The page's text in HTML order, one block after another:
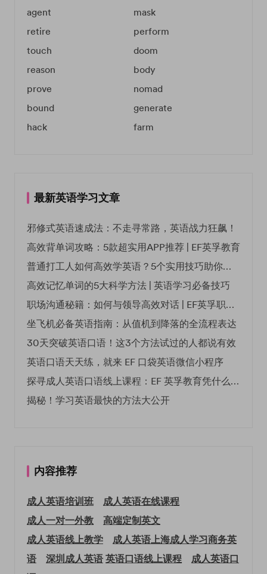
agent
mask
retire
perform
touch
doom
reason
body
prove
nomad
bound
generate
hack
farm
最新英语学习文章
邪修式英语速成法：不走寻常路，英语战力狂飙！
高效背单词攻略：5款超实用APP推荐 | EF英孚教育
普通打工人如何高效学英语？5个实用技巧助你突破职场瓶颈
高效记忆单词的5大科学方法 | 英语学习必备技巧
职场沟通秘籍：如何与领导高效对话 | EF英孚职场指南
坐飞机必备英语指南：从值机到降落的全流程表达
30天突破英语口语！这3个方法试过的人都说有效
英语口语天天练，就来 EF 口袋英语微信小程序
探寻成人英语口语线上课程：EF 英孚教育凭什么领航
揭秘！学习英语最快的方法大公开
内容推荐
成人英语培训班
成人英语在线课程
成人一对一外教
高端定制英文
成人英语线上教学
成人英语上海成人学习商务英
语
深圳成人英语英语口语线上课程
成人英语口